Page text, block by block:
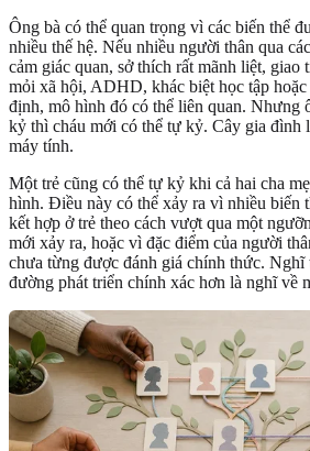
Ông bà có thể quan trọng vì các biến thể
nhiều thế hệ. Nếu nhiều người thân qua
cảm giác quan, sở thích rất mãnh liệt, giao
mỏi xã hội, ADHD, khác biệt học tập
định, mô hình đó có thể liên quan. Nhưng
kỷ thì cháu mới có thể tự kỷ. Cây gia đình
máy tính.
Một trẻ cũng có thể tự kỷ khi cả hai cha
hình. Điều này có thể xảy ra vì nhiều biến
kết hợp ở trẻ theo cách vượt qua một
mới xảy ra, hoặc vì đặc điểm của người
chưa từng được đánh giá chính thức. Nghĩ
đường phát triển chính xác hơn là nghĩ về